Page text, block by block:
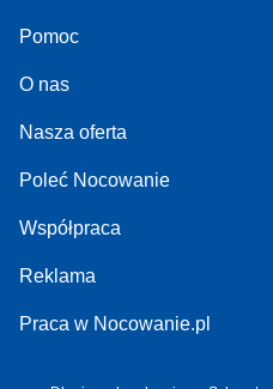
Pomoc
O nas
Nasza oferta
Poleć Nocowanie
Współpraca
Reklama
Praca w Nocowanie.pl